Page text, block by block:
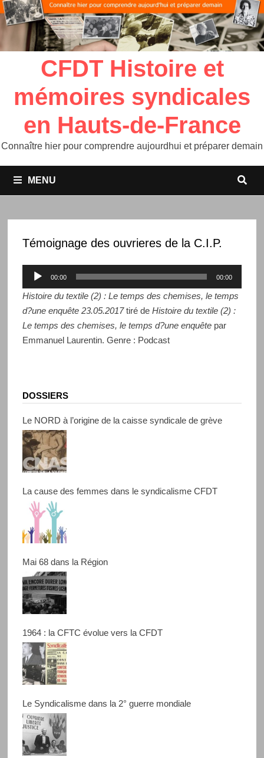
CFDT Histoire et
mémoires syndicales
en Hauts-de-France
Connaître hier pour comprendre aujourdhui et préparer demain
MENU
Témoignage des ouvrieres de la C.I.P.
Lecteur
audio
00:00 00:00
Histoire du textile (2) : Le temps des chemises, le temps
d?une enquête 23.05.2017tiré de Histoire du textile (2) :
Le temps des chemises, le temps d?une enquêtepar
Emmanuel Laurentin. Genre : Podcast
DOSSIERS
Le NORD à l’origine de la caisse syndicale de grève
La cause des femmes dans le syndicalisme CFDT
Mai 68 dans la Région
1964 : la CFTC évolue vers la CFDT
Le Syndicalisme dans la 2° guerre mondiale